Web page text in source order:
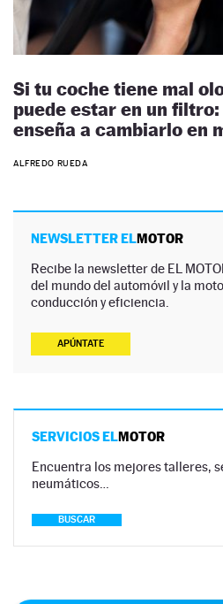
Si tu coche tiene mal
puede estar en un
enseña a cambiarlo en
ALFREDO RUEDA
NEWSLETTER ELMOTOR
Recibe la newsletter de EL
del mundo del automóvil y la
conducción y eficiencia.
APÚNTATE
SERVICIOS ELMOTOR
Encuentra los mejores talleres,
neumáticos…
BUSCAR